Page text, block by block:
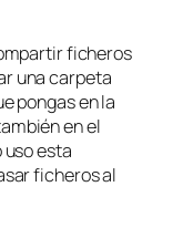
ficheros
una carpeta
pongas en la
en el
uso esta
ficheros al